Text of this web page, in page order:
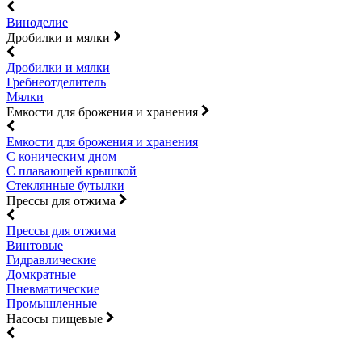
Виноделие
Дробилки и мялки
Дробилки и мялки
Гребнеотделитель
Мялки
Емкости для брожения и хранения
Емкости для брожения и хранения
С коническим дном
С плавающей крышкой
Стеклянные бутылки
Прессы для отжима
Прессы для отжима
Винтовые
Гидравлические
Домкратные
Пневматические
Промышленные
Насосы пищевые